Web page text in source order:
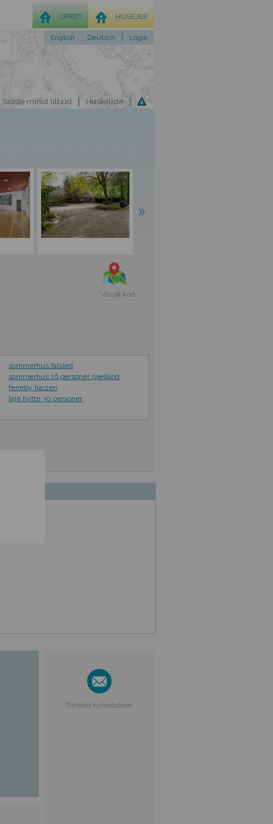
Sidste minut tilbud Huskeliste
Vis på kort
sommerhus falsled
sommerhus 16 personer sjælland
ferieby harzen
leje hytte 30 personer
Tilmeld nyhedsbrev
HUSEJER
OPRET
English Deutsch Login